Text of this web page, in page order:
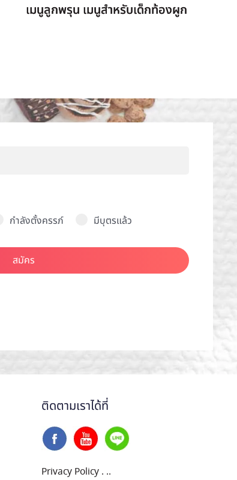
เมนูลูกพรุน เมนูสำหรับเด็กท้องผูก
กำลังตั้งครรภ์ มีบุตรแล้ว
สมัคร
ติดตามเราได้ที่
Privacy Policy . ..